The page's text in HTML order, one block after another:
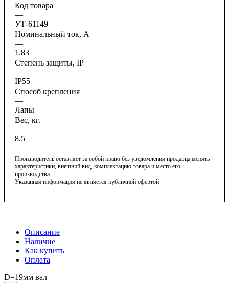
Код товара
—
УТ-61149
Номинальный ток, А
—
1.83
Степень защиты, IP
—
IP55
Способ крепления
—
Лапы
Вес, кг.
—
8.5
Производитель оставляет за собой право без уведомления продавца менять
характеристики, внешний вид, комплектацию товара и место его
производства.
Указанная информация не является публичной офертой
Описание
Наличие
Как купить
Оплата
D=19мм вал